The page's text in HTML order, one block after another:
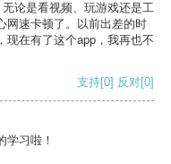
论是看视频、玩游戏还是工
网速卡顿了。以前出差的时
现在有了这个app，我再也不
支持[0] 反对[0]
学习啦！